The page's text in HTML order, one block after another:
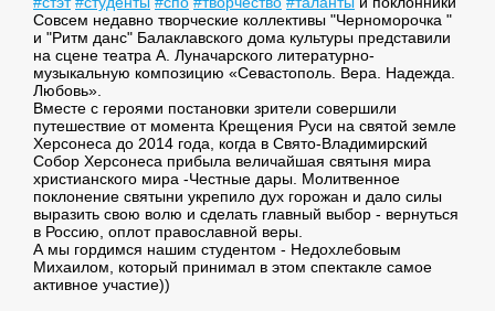
Совсем недавно творческие коллективы "Черноморочка "
и "Ритм данс" Балаклавского дома культуры представили
на сцене театра А. Луначарского литературно-
музыкальную композицию «Севастополь. Вера. Надежда.
Любовь».
Вместе с героями постановки зрители совершили
путешествие от момента Крещения Руси на святой земле
Херсонеса до 2014 года, когда в Свято-Владимирский
Собор Херсонеса прибыла величайшая святыня мира
христианского мира -Честные дары. Молитвенное
поклонение святыни укрепило дух горожан и дало силы
выразить свою волю и сделать главный выбор - вернуться
в Россию, оплот православной веры.
А мы гордимся нашим студентом - Недохлебовым
Михаилом, который принимал в этом спектакле самое
активное участие))